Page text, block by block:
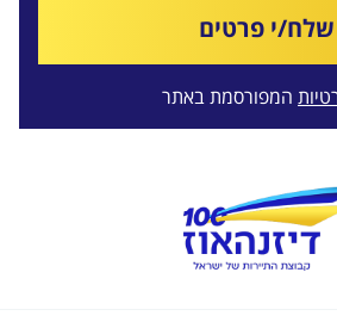
שלח/י פרטים
המפורסמת באתר